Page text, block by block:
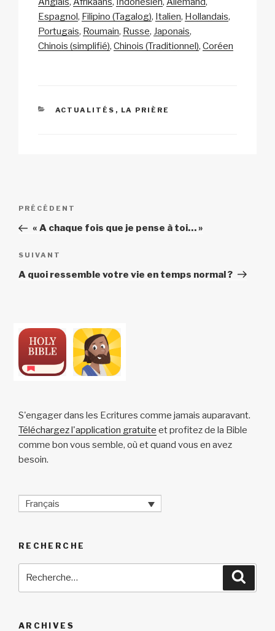
y
Li
n
e
b
o
s
A
p
p
c
h
g
Espagnol Filipino (Tagalog) Italien Hollandais
Portugais Roumain Russe Japonais
Chinois (simplifié) Chinois (Traditionnel) Coréen
CATÉGORIES
ACTUALITÉS , LA PRIÈRE
Navigation
l’article
Article
précédent
PRÉCÉDENT
« A chaque fois que je pense à toi… »
Article
suivant
SUIVANT
A quoi ressemble votre vie en temps normal ?
S'engager dans les Ecritures comme jamais auparavant.
Téléchargez l'application gratuite et profitez de la Bible
comme bon vous semble, où et quand vous en avez
besoin.
Français
RECHERCHE
ARCHIVES